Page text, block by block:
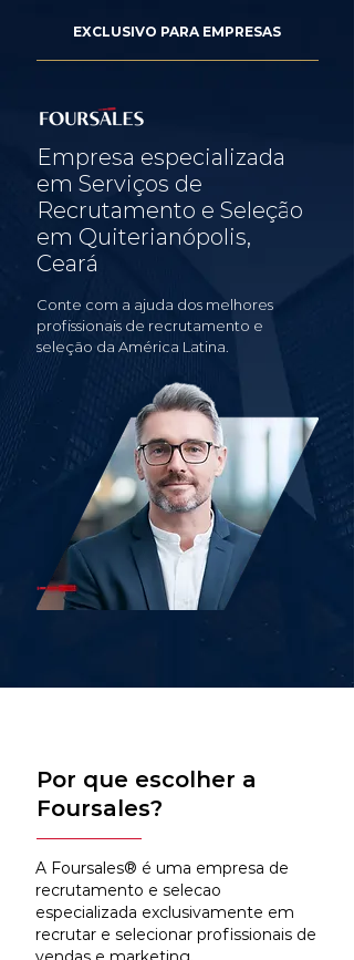
EXCLUSIVO PARA EMPRESAS
Empresa especializada
em Serviços de
Recrutamento e Seleção
em Quiterianópolis,
Ceará
Conte com a ajuda dos melhores
profissionais de recrutamento e
seleção da América Latina.
Por que escolher a
Foursales?
A Foursales® é uma empresa de
recrutamento e selecao
especializada exclusivamente em
recrutar e selecionar profissionais de